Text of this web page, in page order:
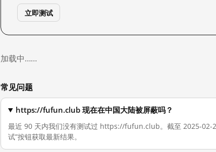
立即测试
加载中……
常见问题
https://fufun.club 现在在中国大陆被屏蔽吗？
最近 90 天内我们没有测试过 https://fufun.club。截至 2025-02-
试”按钮获取最新结果。